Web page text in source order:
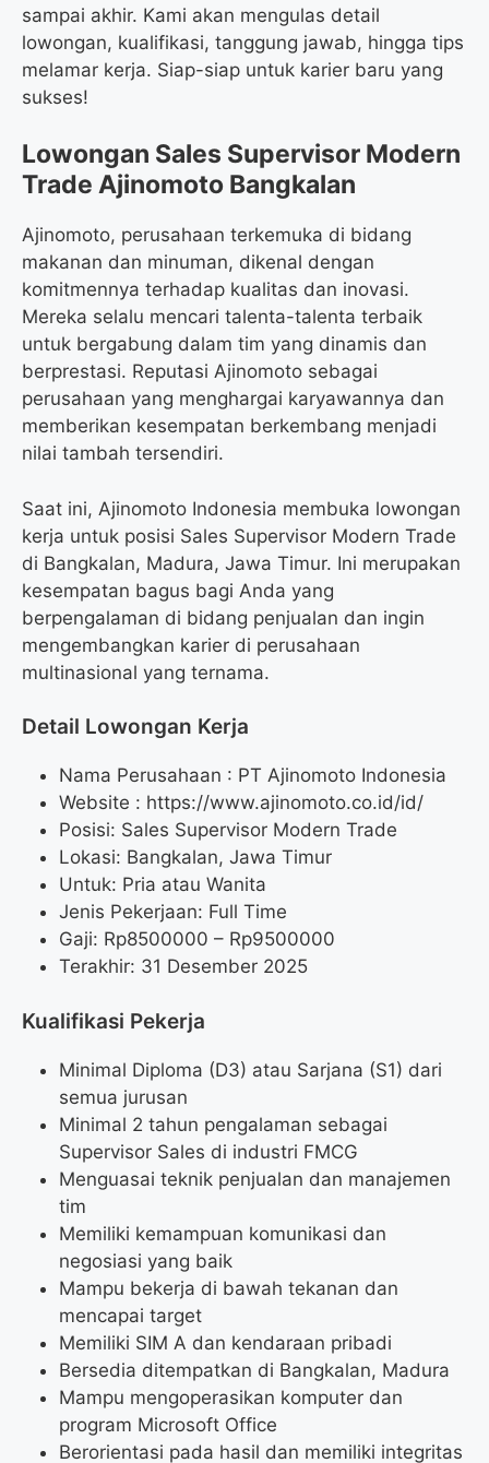
sampai akhir. Kami akan mengulas detail
lowongan, kualifikasi, tanggung jawab, hingga tips
melamar kerja. Siap-siap untuk karier baru yang
sukses!
Lowongan Sales Supervisor Modern
Trade Ajinomoto Bangkalan
Ajinomoto, perusahaan terkemuka di bidang
makanan dan minuman, dikenal dengan
komitmennya terhadap kualitas dan inovasi.
Mereka selalu mencari talenta-talenta terbaik
untuk bergabung dalam tim yang dinamis dan
berprestasi. Reputasi Ajinomoto sebagai
perusahaan yang menghargai karyawannya dan
memberikan kesempatan berkembang menjadi
nilai tambah tersendiri.
Saat ini, Ajinomoto Indonesia membuka lowongan
kerja untuk posisi Sales Supervisor Modern Trade
di Bangkalan, Madura, Jawa Timur. Ini merupakan
kesempatan bagus bagi Anda yang
berpengalaman di bidang penjualan dan ingin
mengembangkan karier di perusahaan
multinasional yang ternama.
Detail Lowongan Kerja
Nama Perusahaan : PT Ajinomoto Indonesia
Website : https://www.ajinomoto.co.id/id/
Posisi: Sales Supervisor Modern Trade
Lokasi: Bangkalan, Jawa Timur
Untuk: Pria atau Wanita
Jenis Pekerjaan: Full Time
Gaji: Rp8500000 – Rp9500000
Terakhir: 31 Desember 2025
Kualifikasi Pekerja
Minimal Diploma (D3) atau Sarjana (S1) dari
semua jurusan
Minimal 2 tahun pengalaman sebagai
Supervisor Sales di industri FMCG
Menguasai teknik penjualan dan manajemen
tim
Memiliki kemampuan komunikasi dan
negosiasi yang baik
Mampu bekerja di bawah tekanan dan
mencapai target
Memiliki SIM A dan kendaraan pribadi
Bersedia ditempatkan di Bangkalan, Madura
Mampu mengoperasikan komputer dan
program Microsoft Office
Berorientasi pada hasil dan memiliki integritas